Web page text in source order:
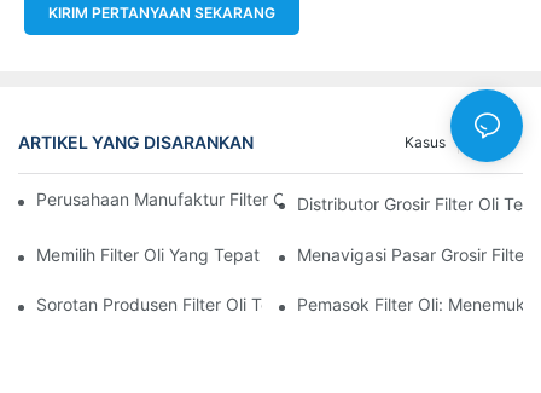
KIRIM PERTANYAAN SEKARANG
ARTIKEL YANG DISARANKAN Berita
Kasus
Perusahaan Manufaktur Filter Oli Teratas: Tinjauan
Distributor Grosir Filter Oli
Memilih Filter Oli Yang Tepat Untuk Model Kendaraan Anda:
Menavigasi Pasar Grosir Filter
Sorotan Produsen Filter Oli Terkemuka Dan Inovasi Mereka
Pemasok Filter Oli: